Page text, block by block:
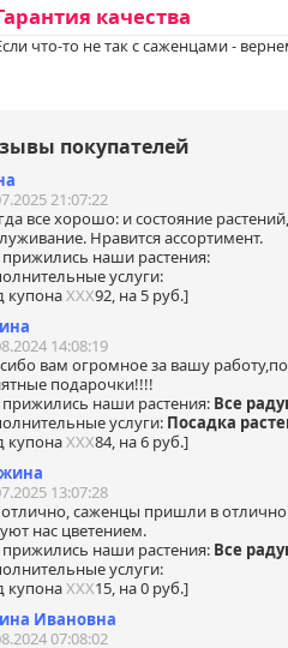
качества
что-то не так с саженцами -
покупателей
21:07:22
все хорошо: и состояние
Нравится ассортимент.
прижились наши растения:
услуги:
купонаХХХ92, на 5 руб.]
14:08:19
вам огромное за вашу
подарочки!!!!
прижились наши растения: Все
услуги: Посадка
купонаХХХ84, на 6 руб.]
13:07:28
отлично, саженцы пришли в
нас цветением.
прижились наши растения: Все
услуги:
купонаХХХ15, на 0 руб.]
Ивановна
07:08:02